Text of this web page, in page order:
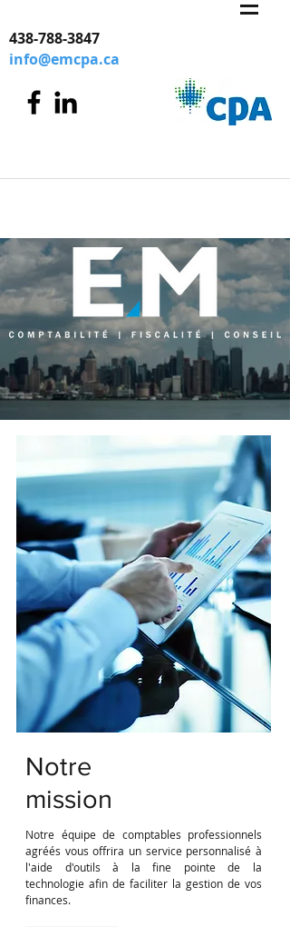
438-788-3847
info@emcpa.ca
Notre
mission
Notre équipe de comptables professionnels
agréés vous offrira un service personnalisé à
l'aide d'outils à la fine pointe de la
technologie afin de faciliter la gestion de vos
finances.